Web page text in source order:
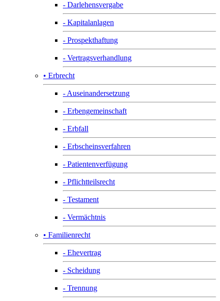
- Darlehensvergabe
- Kapitalanlagen
- Prospekthaftung
- Vertragsverhandlung
• Erbrecht
- Auseinandersetzung
- Erbengemeinschaft
- Erbfall
- Erbscheinsverfahren
- Patientenverfügung
- Pflichtteilsrecht
- Testament
- Vermächtnis
• Familienrecht
- Ehevertrag
- Scheidung
- Trennung